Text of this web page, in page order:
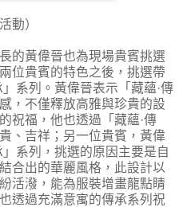
動）
的黃偉晉也為現場貴賓挑選
位貴賓的特色之後，挑選帶
系列。黃偉晉表示「藏蘊·傳
，不僅釋放高雅與珍貴的設
祝福，他也透過「藏蘊·傳
、吉祥；另一位貴賓，黃偉
系列，挑選的原因主要是自
合出的華麗風格，此設計以
活潑，能為服裝增畫龍點睛
透過充滿意寓的傳承系列祝